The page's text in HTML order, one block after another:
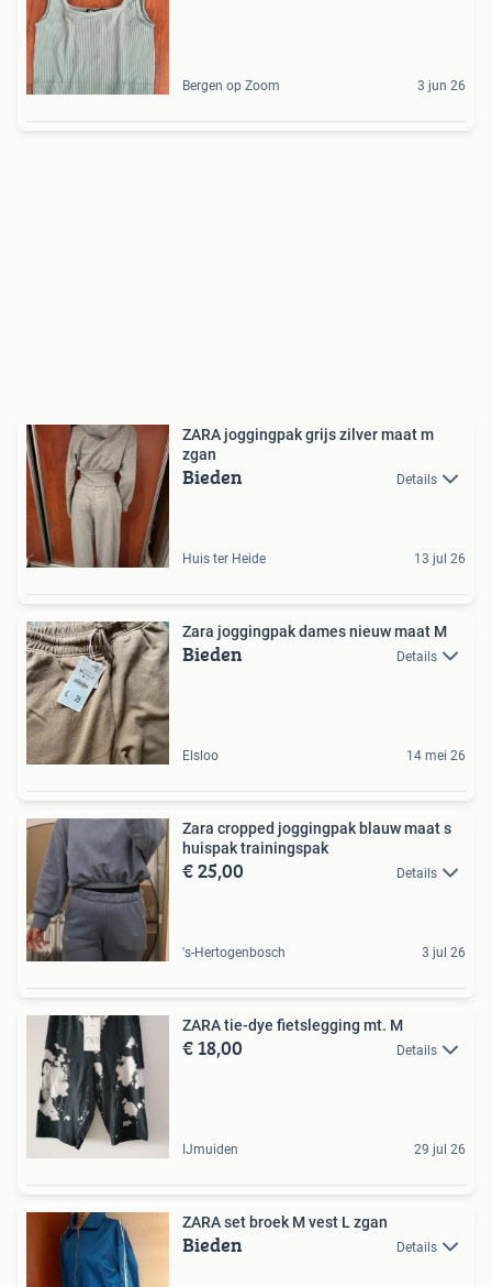
Bergen op Zoom 3 jun 26
ZARA joggingpak grijs zilver maat m
zgan
Bieden Details
Huis ter Heide 13 jul 26
Zara joggingpak dames nieuw maat M
Bieden Details
Elsloo 14 mei 26
Zara cropped joggingpak blauw maat s
huispak trainingspak
€ 25,00 Details
's-Hertogenbosch 3 jul 26
ZARA tie-dye fietslegging mt. M
€ 18,00 Details
IJmuiden 29 jul 26
ZARA set broek M vest L zgan
Bieden Details